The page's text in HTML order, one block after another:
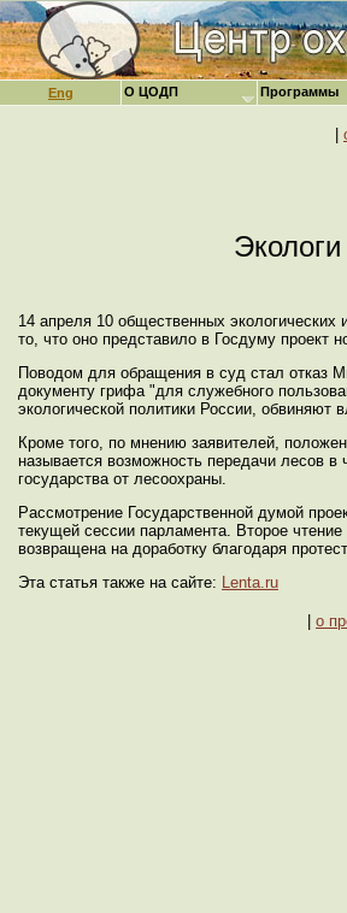
Eng
14 апреля 10 общественных
то, что оно представило в Госдуму проект
Поводом для обращения в суд стал отказ
документу грифа "для служебного
экологической политики России, обвиняют
Кроме того, по мнению заявителей,
называется возможность передачи лесов
государства от лесоохраны.
Рассмотрение Государственной думой
текущей сессии парламента. Второе
возвращена на доработку благодаря
Эта статья также на сайте: Lenta.ru
о
О ЦОДП Программы